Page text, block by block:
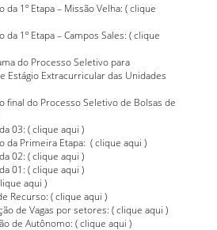
1º Etapa – Missão Velha: (clique
1º Etapa – Campos Sales: (clique
do Processo Seletivo para
Estágio Extracurricular das Unidades
final do Processo Seletivo de Bolsas de
03: (clique aqui )
da Primeira Etapa: (clique aqui )
02: (clique aqui )
01: (clique aqui )
aqui )
Recurso: (clique aqui )
de Vagas por setores: (clique aqui )
de Autônomo: (clique aqui )